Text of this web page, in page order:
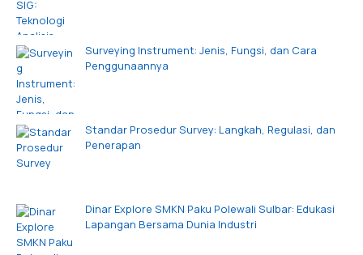
Surveying Instrument: Jenis, Fungsi, dan Cara
Penggunaannya
Standar Prosedur Survey: Langkah, Regulasi, dan
Penerapan
Dinar Explore SMKN Paku Polewali Sulbar: Edukasi
Lapangan Bersama Dunia Industri